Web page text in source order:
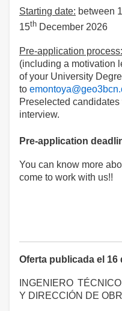
Starting date: between
15th December 2026
Pre-application process:
(including a motivation
of your University
to
Preselected
interview.
Pre-application
You can know more
come to work with us!!
Oferta publicada el 16
INGENIERO
Y DIRECCIÓN DE